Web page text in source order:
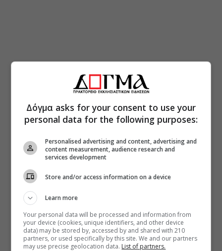
Δόγμα asks for your consent to use your
personal data for the following purposes:
Personalised advertising and content, advertising and
content measurement, audience research and
services development
Store and/or access information on a device
Learn more
Your personal data will be processed and information from
your device (cookies, unique identifiers, and other device
data) may be stored by, accessed by and shared with 210
partners, or used specifically by this site. We and our partners
may use precise geolocation data. List of partners.